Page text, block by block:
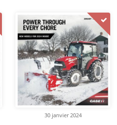
30 janvier 2024